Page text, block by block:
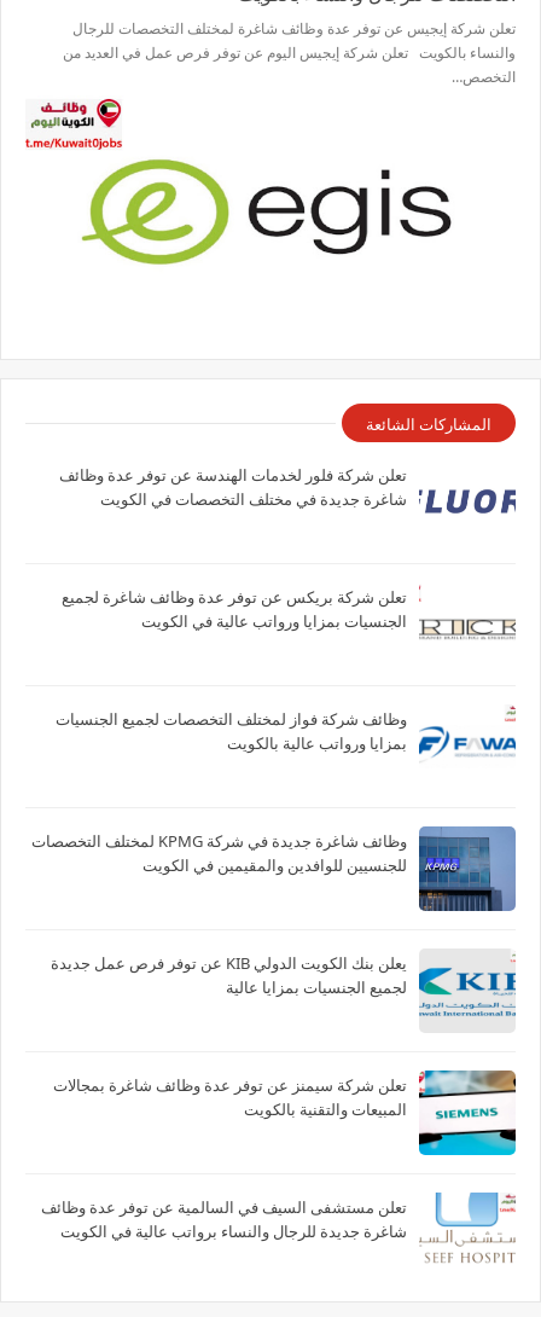
تعلن شركة إيجيس عن توفر عدة وظائف شاغرة لمختلف التخصصات للرجال
والنساء بالكويت تعلن شركة إيجيس اليوم عن توفر فرص عمل في العديد من
التخصص…
المشاركات الشائعة
تعلن شركة فلور لخدمات الهندسة عن توفر عدة وظائف
شاغرة جديدة في مختلف التخصصات في الكويت
تعلن شركة بريكس عن توفر عدة وظائف شاغرة لجميع
الجنسيات بمزايا ورواتب عالية في الكويت
وظائف شركة فواز لمختلف التخصصات لجميع الجنسيات
بمزايا ورواتب عالية بالكويت
وظائف شاغرة جديدة في شركة ‏KPMG لمختلف التخصصات
للجنسيين للوافدين والمقيمين في الكويت
يعلن بنك الكويت الدولي KIB عن توفر فرص عمل جديدة
لجميع الجنسيات بمزايا عالية
تعلن شركة سيمنز عن توفر عدة وظائف شاغرة بمجالات
المبيعات والتقنية بالكويت
تعلن مستشفى السيف في السالمية عن توفر عدة وظائف
شاغرة جديدة للرجال والنساء برواتب عالية في الكويت